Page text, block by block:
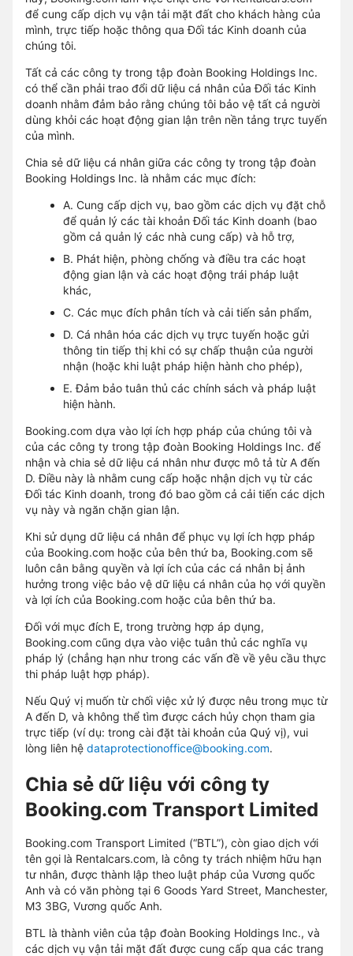
để cung cấp dịch vụ vận tải mặt đất cho khách hàng của
mình, trực tiếp hoặc thông qua Đối tác Kinh doanh của
chúng tôi.
Tất cả các công ty trong tập đoàn Booking Holdings Inc.
có thể cần phải trao đổi dữ liệu cá nhân của Đối tác Kinh
doanh nhằm đảm bảo rằng chúng tôi bảo vệ tất cả người
dùng khỏi các hoạt động gian lận trên nền tảng trực tuyến
của mình.
Chia sẻ dữ liệu cá nhân giữa các công ty trong tập đoàn
Booking Holdings Inc. là nhằm các mục đích:
A. Cung cấp dịch vụ, bao gồm các dịch vụ đặt chỗ
để quản lý các tài khoản Đối tác Kinh doanh (bao
gồm cả quản lý các nhà cung cấp) và hỗ trợ,
B. Phát hiện, phòng chống và điều tra các hoạt
động gian lận và các hoạt động trái pháp luật
khác,
C. Các mục đích phân tích và cải tiến sản phẩm,
D. Cá nhân hóa các dịch vụ trực tuyến hoặc gửi
thông tin tiếp thị khi có sự chấp thuận của người
nhận (hoặc khi luật pháp hiện hành cho phép),
E. Đảm bảo tuân thủ các chính sách và pháp luật
hiện hành.
Booking.com dựa vào lợi ích hợp pháp của chúng tôi và
của các công ty trong tập đoàn Booking Holdings Inc. để
nhận và chia sẻ dữ liệu cá nhân như được mô tả từ A đến
D. Điều này là nhằm cung cấp hoặc nhận dịch vụ từ các
Đối tác Kinh doanh, trong đó bao gồm cả cải tiến các dịch
vụ này và ngăn chặn gian lận.
Khi sử dụng dữ liệu cá nhân để phục vụ lợi ích hợp pháp
của Booking.com hoặc của bên thứ ba, Booking.com sẽ
luôn cân bằng quyền và lợi ích của các cá nhân bị ảnh
hưởng trong việc bảo vệ dữ liệu cá nhân của họ với quyền
và lợi ích của Booking.com hoặc của bên thứ ba.
Đối với mục đích E, trong trường hợp áp dụng,
Booking.com cũng dựa vào việc tuân thủ các nghĩa vụ
pháp lý (chẳng hạn như trong các vấn đề về yêu cầu thực
thi pháp luật hợp pháp).
Nếu Quý vị muốn từ chối việc xử lý được nêu trong mục từ
A đến D, và không thể tìm được cách hủy chọn tham gia
trực tiếp (ví dụ: trong cài đặt tài khoản của Quý vị), vui
lòng liên hệ dataprotectionoffice@booking.com.
Chia sẻ dữ liệu với công ty
Booking.com Transport Limited
Booking.com Transport Limited (“BTL”), còn giao dịch với
tên gọi là Rentalcars.com, là công ty trách nhiệm hữu hạn
tư nhân, được thành lập theo luật pháp của Vương quốc
Anh và có văn phòng tại 6 Goods Yard Street, Manchester,
M3 3BG, Vương quốc Anh.
BTL là thành viên của tập đoàn Booking Holdings Inc., và
các dịch vụ vận tải mặt đất được cung cấp qua các trang